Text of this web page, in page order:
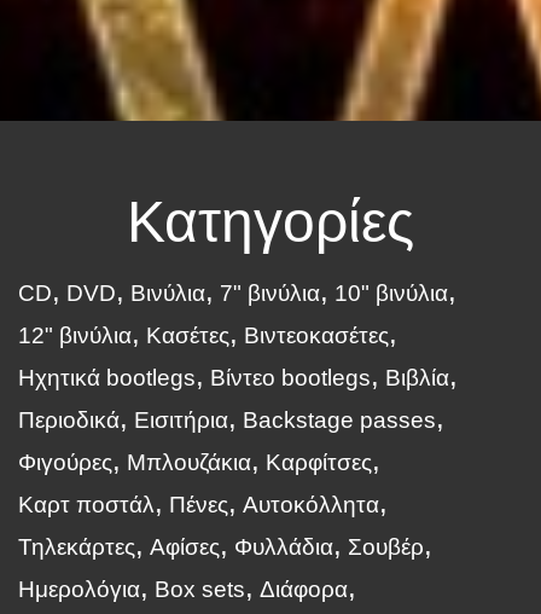
Κατηγορίες
CD DVD Βινύλια 7" βινύλια
10" βινύλια
12" βινύλια
Κασέτες
Βιντεοκασέτες
Ηχητικά bootlegs
Βίντεο bootlegs
Βιβλία
Περιοδικά
Εισιτήρια
Backstage passes
Φιγούρες
Μπλουζάκια
Καρφίτσες
Καρτ ποστάλ
Πένες
Αυτοκόλλητα
Τηλεκάρτες
Αφίσες Φυλλάδια
Σουβέρ
Ημερολόγια
Box sets
Διάφορα